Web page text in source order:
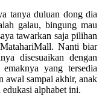
tanya duluan dong dia
galau, bingung mau
tawarkan saja pilihan
Nanti biar
disesuaikan dengan
yang tersedia
awal sampai akhir, anak
alphabet ini.